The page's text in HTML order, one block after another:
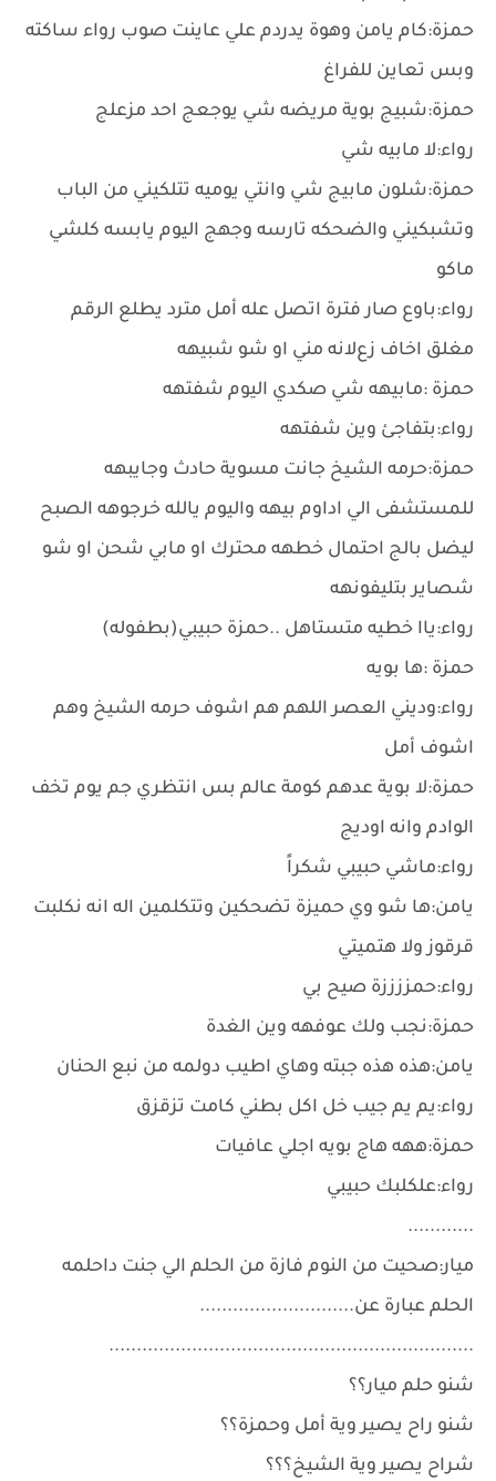
حمزة:كام يامن وهوة يدردم علي عاينت صوب رواء ساكته
وبس تعاين للفراغ
حمزة:شبيج بوية مريضه شي يوجعج احد مزعلج
رواء:ﻻ مابيه شي
حمزة:شلون مابيج شي وانتي يوميه تتلكيني من الباب
وتشبكيني والضحكه تارسه وجهج اليوم يابسه كلشي
ماكو
رواء:باوع صار فترة اتصل عله أمل مترد يطلع الرقم
مغلق اخاف زعﻻنه مني او شو شبيهه
حمزة :مابيهه شي صكدي اليوم شفتهه
رواء:بتفاجئ وين شفتهه
حمزة:حرمه الشيخ جانت مسوية حادث وجايبهه
للمستشفى الي اداوم بيهه واليوم يالله خرجوهه الصبح
ليضل بالج احتمال خطهه محترك او مابي شحن او شو
شصاير بتليفونهه
رواء:ياا خطيه متستاهل ..حمزة حبيبي(بطفوله)
حمزة :ها بويه
رواء:وديني العصر اللهم هم اشوف حرمه الشيخ وهم
اشوف أمل
حمزة:ﻻ بوية عدهم كومة عالم بس انتظري جم يوم تخف
الوادم وانه اوديج
رواء:ماشي حبيبي شكراً
يامن:ها شو وي حميزة تضحكين وتتكلمين اله انه نكلبت
قرقوز وﻻ هتميتي
رواء:حمززززة صيح بي
حمزة:نجب ولك عوفهه وين الغدة
يامن:هذه هذه جبته وهاي اطيب دولمه من نبع الحنان
رواء:يم يم جيب خل اكل بطني كامت تزقزق
حمزة:ههه هاج بويه اجلي عافيات
رواء:علكلبك حبيبي
............
ميار:صحيت من النوم فازة من الحلم الي جنت داحلمه
الحلم عبارة عن............................
..................................................................
شنو حلم ميار؟؟
شنو راح يصير وية أمل وحمزة؟؟
شراح يصير وية الشيخ؟؟؟